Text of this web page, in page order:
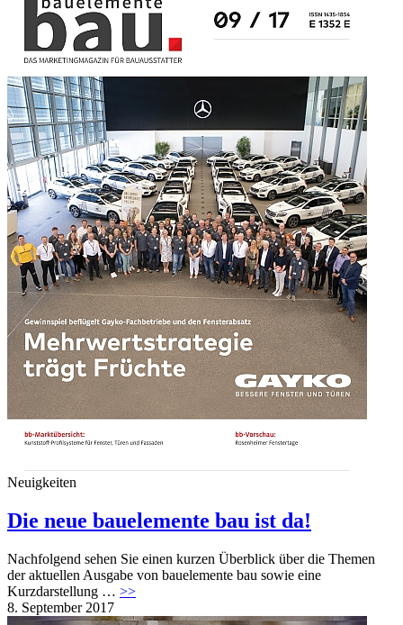
Neuigkeiten
Die neue bauelemente bau ist da!
Nachfolgend sehen Sie einen kurzen Überblick über die Themen
der aktuellen Ausgabe von bauelemente bau sowie eine
Kurzdarstellung … >>
8. September 2017